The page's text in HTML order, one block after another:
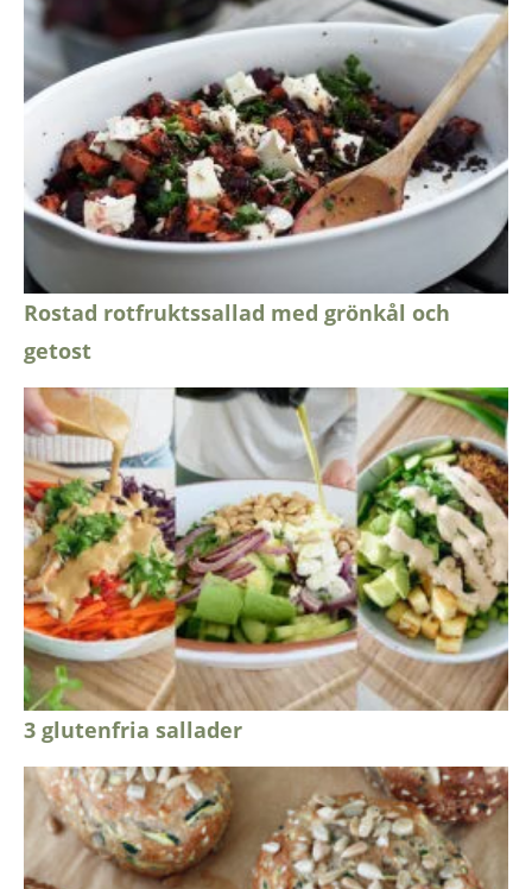
Rostad rotfruktssallad med grönkål och
getost
3 glutenfria sallader